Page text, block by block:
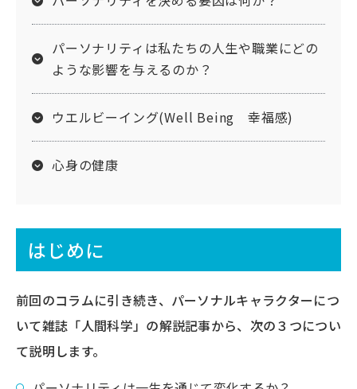
パーソナリティは私たちの人生や職業にどの
ような影響を与えるのか？
ウエルビーイング(Well Being 幸福感)
心身の健康
はじめに
前回のコラムに引き続き、パーソナルキャラクターにつ
いて雑誌「人間科学」の解説記事から、次の３つについ
て説明します。